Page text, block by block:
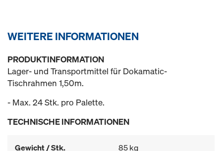
WEITERE INFORMATIONEN
PRODUKTINFORMATION
Lager- und Transportmittel für Dokamatic-
Tischrahmen 1,50m.
- Max. 24 Stk. pro Palette.
TECHNISCHE INFORMATIONEN
Gewicht / Stk. 85 kg